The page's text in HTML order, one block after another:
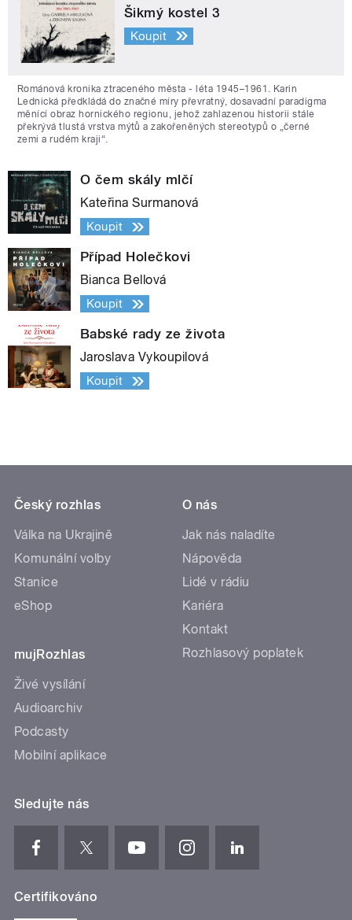
Šikmý kostel 3
Koupit
Románová kronika ztraceného města - léta 1945–1961. Karin
Lednická předkládá do značné míry převratný, dosavadní paradigma
měnící obraz hornického regionu, jehož zahlazenou historii stále
překrývá tlustá vrstva mýtů a zakořeněných stereotypů o „černé
zemi a rudém kraji“.
O čem skály mlčí
Kateřina Surmanová
Koupit
Případ Holečkovi
Bianca Bellová
Koupit
Babské rady ze života
Jaroslava Vykoupilová
Koupit
Český rozhlas
Válka na Ukrajině
Komunální volby
Stanice
eShop
mujRozhlas
Živé vysílání
Audioarchiv
Podcasty
Mobilní aplikace
O nás
Jak nás naladíte
Nápověda
Lidé v rádiu
Kariéra
Kontakt
Rozhlasový poplatek
Sledujte nás
Certifikováno